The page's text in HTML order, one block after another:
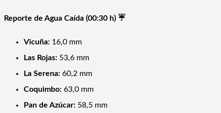
Reporte de Agua Caída (00:30 h) ☔️
Vicuña: 16,0 mm
Las Rojas: 53,6 mm
La Serena: 60,2 mm
Coquimbo: 63,0 mm
Pan de Azúcar: 58,5 mm